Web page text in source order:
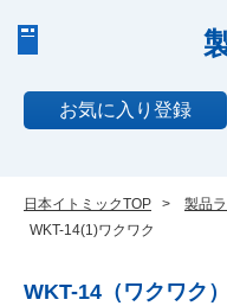
お気に入り登録
日本イトミックTOP > 製品
WKT-14(1)ワクワク
WKT-14（ワクワク）